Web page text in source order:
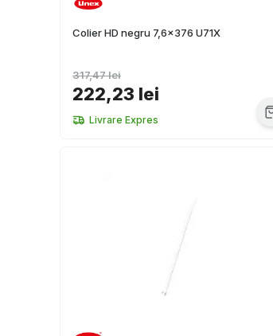
Colier HD negru 7,6x376 U71X
222,23 lei
317,47 lei
Livrare Expres